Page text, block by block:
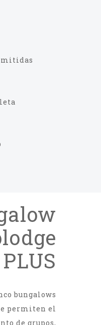
PLUS
bungalows
permiten el
de grupos,